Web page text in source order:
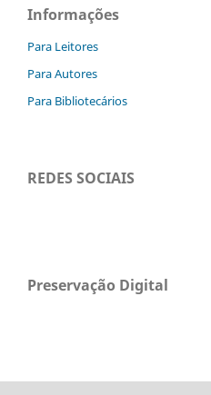
Informações
Para Leitores
Para Autores
Para Bibliotecários
REDES SOCIAIS
Preservação Digital